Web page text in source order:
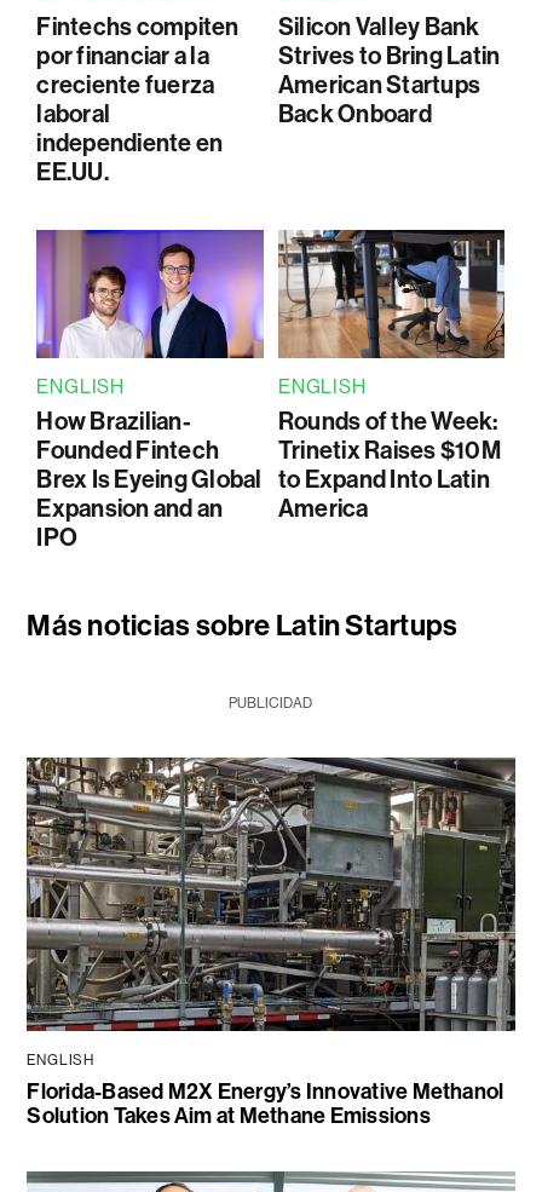
Fintechs compiten
por financiar a la
creciente fuerza
laboral
independiente en
EE.UU.
Silicon Valley Bank
Strives to Bring Latin
American Startups
Back Onboard
ENGLISH
How Brazilian-
Founded Fintech
Brex Is Eyeing Global
Expansion and an
IPO
ENGLISH
Rounds of the Week:
Trinetix Raises $10M
to Expand Into Latin
America
Más noticias sobre Latin Startups
PUBLICIDAD
ENGLISH
Florida-Based M2X Energy’s Innovative Methanol
Solution Takes Aim at Methane Emissions